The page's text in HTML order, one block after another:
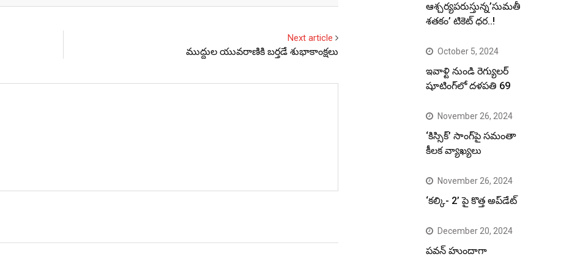
Next article
ముద్దుల యువరాణికి బర్తడే శుభాకాంక్షలు
ఆశ్చర్యపరుస్తున్న’సుమతీ
శతకం’ టికెట్ ధర..!
October 5, 2024
ఇవాళ్టి నుండి రెగ్యులర్
షూటింగ్‌లో దళపతి 69
November 26, 2024
‘కిస్సిక్’ సాంగ్‌పై సమంతా
కీలక వ్యాఖ్యలు
November 26, 2024
‘కల్కి- 2’ పై కొత్త అప్‌డేట్
December 20, 2024
పవన్ హుందాగా